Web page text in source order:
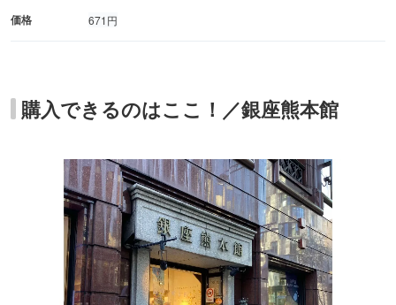
価格 671円
購入できるのはここ！／銀座熊本館